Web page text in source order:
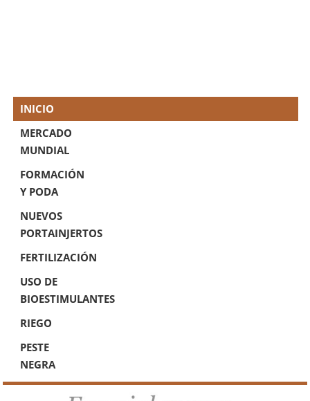
INICIO
MERCADO
MUNDIAL
FORMACIÓN
Y PODA
NUEVOS
PORTAINJERTOS
FERTILIZACIÓN
USO DE
BIOESTIMULANTES
RIEGO
PESTE
NEGRA